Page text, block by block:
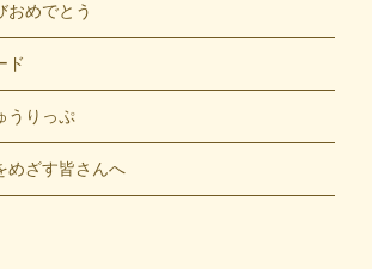
おめでとう
ド
うりっぷ
めざす皆さんへ